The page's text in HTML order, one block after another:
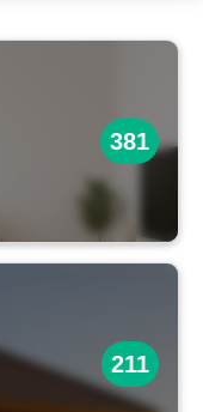
381
211